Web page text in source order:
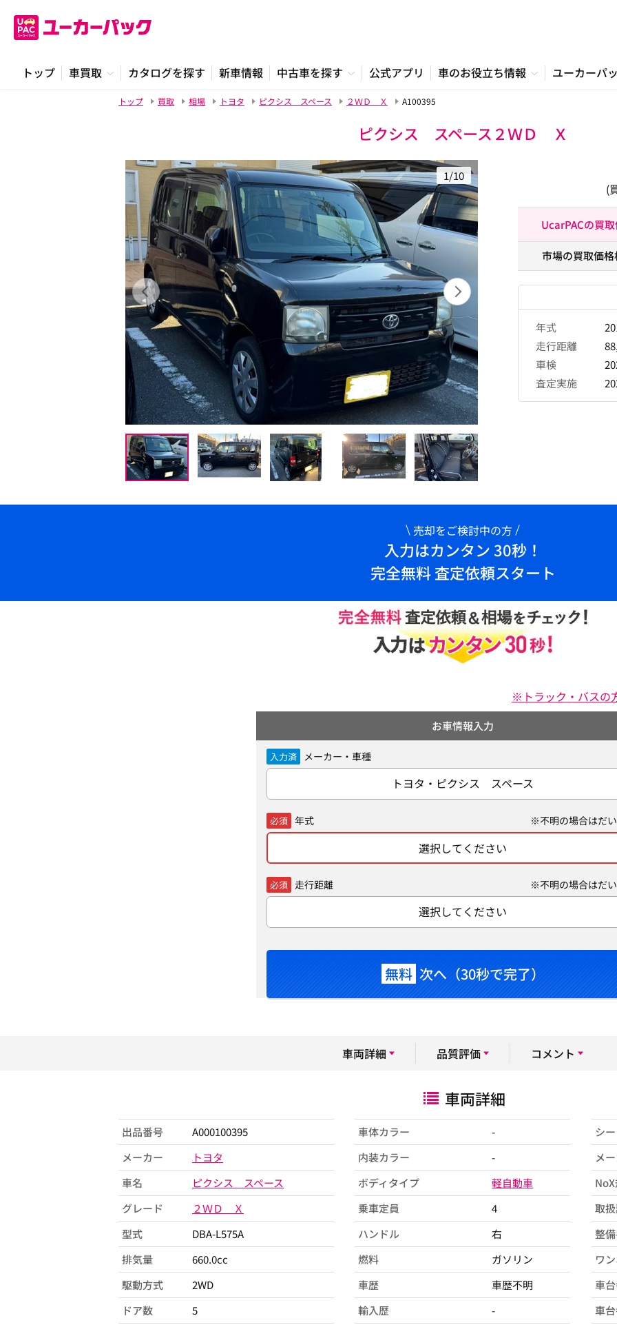
トップ 車買取 カタログを探す 新車情報 中古車を探す 公式アプリ 車のお役立ち情報 ユーカーパ
トップ 買取 相場 トヨタ ピクシス スペース ２ＷＤ Ｘ A100395
ピクシス スペース２ＷＤ Ｘ
1/10
(
UcarPACの買
市場の買取価格
年式
走行距離
車検
査定実施
売却をご検討中の方
入力はカンタン 30秒！
完全無料 査定依頼スタート
※トラック・バスの
お車情報入力
入力済 メーカー・車種
トヨタ・ピクシス スペース
必須 年式 ※不明の場合はだ
選択してください
必須 走行距離 ※不明の場合はだ
選択してください
無料 次へ（30秒で完了）
車両詳細 品質評価 コメント
車両詳細
出品番号
A000100395
メーカー
トヨタ
車名
ピクシス スペース
グレード
２ＷＤ Ｘ
型式
DBA-L575A
排気量
660.0cc
駆動方式
2WD
ドア数
5
車体カラー
-
内装カラー
-
ボディタイプ
軽自動車
乗車定員
4
ハンドル
右
燃料
ガソリン
車歴
車歴不明
輸入歴
-
シ
メ
取
整
ワ
車
車